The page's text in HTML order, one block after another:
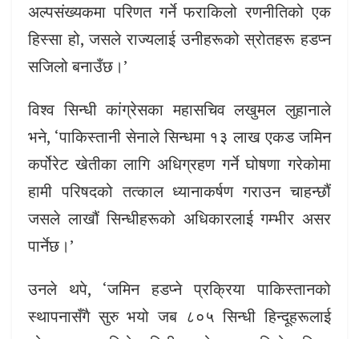
अल्पसंख्यकमा परिणत गर्ने फराकिलो रणनीतिको एक
हिस्सा हो, जसले राज्यलाई उनीहरूको स्रोतहरू हडप्न
सजिलो बनाउँछ।’
विश्व सिन्धी कांग्रेसका महासचिव लखुमल लुहानाले
भने, ‘पाकिस्तानी सेनाले सिन्धमा १३ लाख एकड जमिन
कर्पोरेट खेतीका लागि अधिग्रहण गर्ने घोषणा गरेकोमा
हामी परिषदको तत्काल ध्यानाकर्षण गराउन चाहन्छौं
जसले लाखौं सिन्धीहरूको अधिकारलाई गम्भीर असर
पार्नेछ।’
उनले थपे, ‘जमिन हडप्ने प्रक्रिया पाकिस्तानको
स्थापनासँगै सुरु भयो जब ८०५ सिन्धी हिन्दूहरूलाई